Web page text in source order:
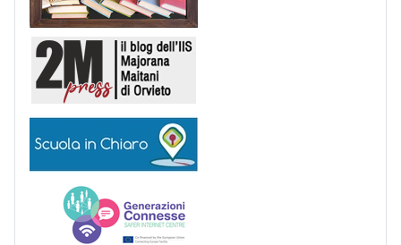
Scuola in chiaro